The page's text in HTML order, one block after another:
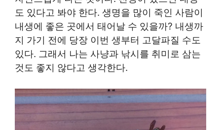
도 있다고 봐야 한다. 생명을 많이 죽인 사람이
내생에 좋은 곳에서 태어날 수 있을까? 내생까
지 가기 전에 당장 이번 생부터 고달파질 수도
있다. 그래서 나는 사냥과 낚시를 취미로 삼는
것도 좋지 않다고 생각한다.